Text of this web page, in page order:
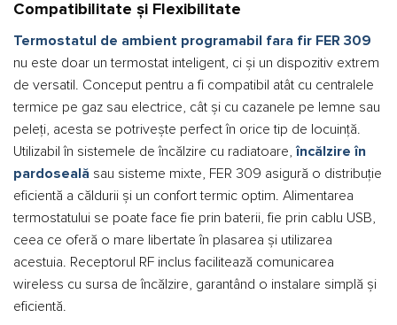
Compatibilitate și Flexibilitate
Termostatul de ambient programabil fara fir FER 309
nu este doar un termostat inteligent, ci și un dispozitiv extrem
de versatil. Conceput pentru a fi compatibil atât cu centralele
termice pe gaz sau electrice, cât și cu cazanele pe lemne sau
peleți, acesta se potrivește perfect în orice tip de locuință.
Utilizabil în sistemele de încălzire cu radiatoare,încălzire în
pardoseală sau sisteme mixte, FER 309 asigură o distribuție
eficientă a căldurii și un confort termic optim. Alimentarea
termostatului se poate face fie prin baterii, fie prin cablu USB,
ceea ce oferă o mare libertate în plasarea și utilizarea
acestuia. Receptorul RF inclus facilitează comunicarea
wireless cu sursa de încălzire, garantând o instalare simplă și
eficientă.